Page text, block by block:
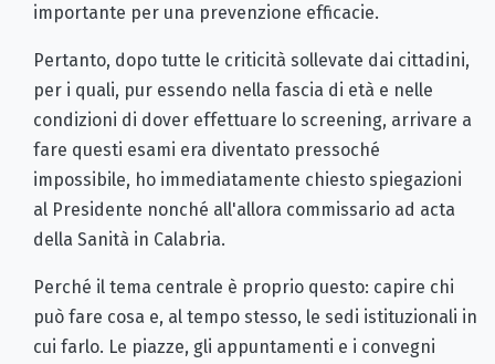
importante per una prevenzione efficacie.
Pertanto, dopo tutte le criticità sollevate dai cittadini,
per i quali, pur essendo nella fascia di età e nelle
condizioni di dover effettuare lo screening, arrivare a
fare questi esami era diventato pressoché
impossibile, ho immediatamente chiesto spiegazioni
al Presidente nonché all'allora commissario ad acta
della Sanità in Calabria.
Perché il tema centrale è proprio questo: capire chi
può fare cosa e, al tempo stesso, le sedi istituzionali in
cui farlo. Le piazze, gli appuntamenti e i convegni